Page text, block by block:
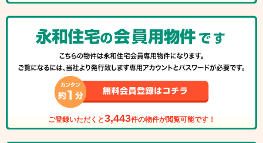
ご登録いただくと3,443件の物件が閲覧可能です！